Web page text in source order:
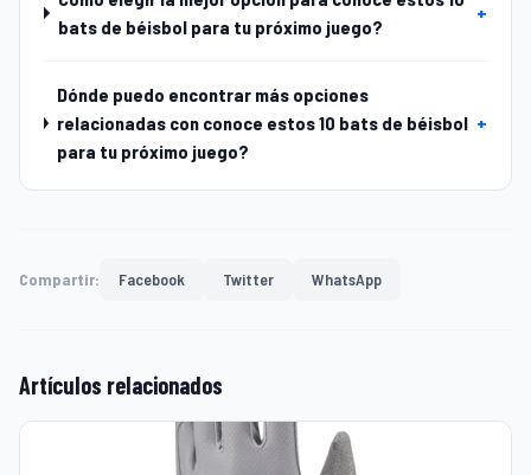
bats de béisbol para tu próximo juego?
+
Dónde puedo encontrar más opciones
relacionadas con conoce estos 10 bats de béisbol
para tu próximo juego?
+
Compartir: Facebook Twitter WhatsApp
Artículos relacionados